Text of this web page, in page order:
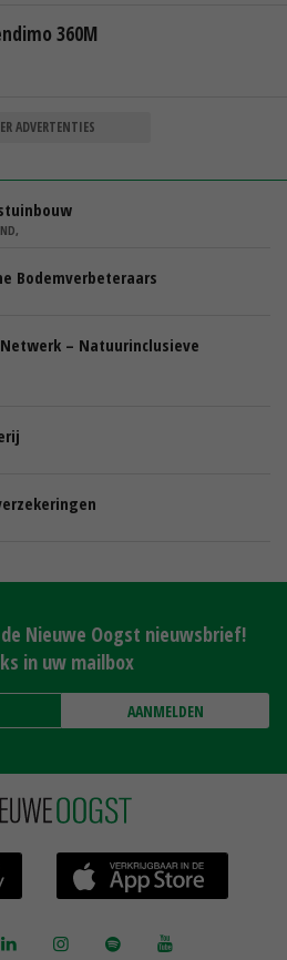
360M
ADVERTENTIES
Bodemverbeteraars
– Natuurinclusieve
Nieuwe Oogst nieuwsbrief!
in uw mailbox
AANMELDEN